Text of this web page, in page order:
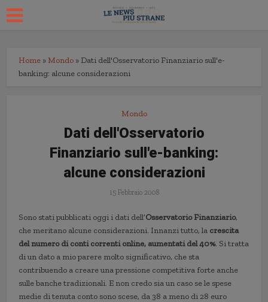
Home » Mondo » Dati dell'Osservatorio Finanziario sull'e-
banking: alcune considerazioni
Mondo
Dati dell'Osservatorio
Finanziario sull'e-banking:
alcune considerazioni
15 Febbraio 2008
Sono stati pubblicati oggi i dati dell’Osservatorio Finanziario,
che meritano alcune considerazioni. Innanzi tutto, la crescita
del numero di conti correnti online, aumentati del 40%. Si tratta
di un dato a mio parere molto significativo, che sta
contribuendo a creare una pressione competitiva forte anche
sulle banche tradizionali. E non credo sia un caso se le spese
medie di tenuta conto sono scese, da 38 a meno di 28 euro